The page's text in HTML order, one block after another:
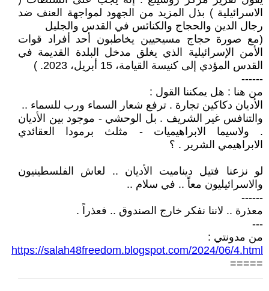
الاسرائيلية ) بذل المزيد من الجهود لمواجهة العنف ضد
رجال الدين والحجاج والكنائس في القدس والجليل
(مع صورة حجاج مسيحيين يخاطبون أحد أفراد قوات
الأمن الإسرائيلية الذي يغلق مدخل البلدة القديمة في
القدس المؤدي إلى كنيسة القيامة، 15 أبريل، 2023. )
------
من هنا : هل يمكننا القول :
الأديان دكاكين تجارة . ترفع شعار السماء ورب للسماء ..
والتنافس غير الشريف . بل الوحشي - موجود بين الأديان
. ولاسيما الابراهيميات - مثلث برمودا العقائدي
الابراهيمي الشرير . ؟
لو نزعنا فتيل ديناميت الأديان .. لعاش الفلسطينيون
والاسرائيليون معاً .. في سلام ..
------
معذرة .. لاننا نفكر خارج الصندوق .. فعذراً .
---
من مدونتي :
https://salah48freedom.blogspot.com/2024/06/4.html
=====